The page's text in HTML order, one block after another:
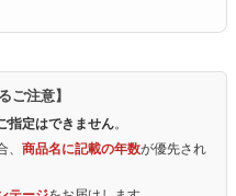
ご注意】
指定はできません。
商品名に記載の年数が優先され